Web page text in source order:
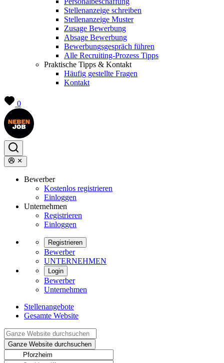
Stellenanzeige schreiben
Stellenanzeige Muster
Zusage Bewerbung
Absage Bewerbung
Bewerbungsgespräch führen
Alle Recruiting-Prozess Tipps
Praktische Tipps & Kontakt
Häufig gestellte Fragen
Kontakt
0
Bewerber
Kostenlos registrieren
Einloggen
Unternehmen
Registrieren
Einloggen
Registrieren
Bewerber
UNTERNEHMEN
Login
Bewerber
Unternehmen
Stellenangebote
Gesamte Website